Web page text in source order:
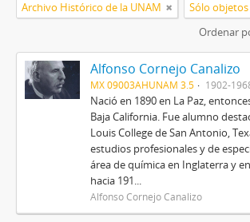
Archivo Histórico de la UNAM
Sólo
Ordenar
Alfonso Cornejo Canalizo
MX 09003AHUNAM 3.5 1902-
Nació en 1890 en La Paz,
Baja California. Fue alumno
Louis College de San Antonio,
estudios profesionales y de
área de química en Inglaterra y
hacia 191...
Alfonso Cornejo Canalizo